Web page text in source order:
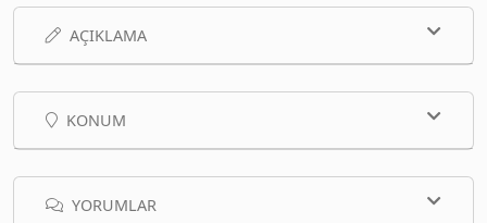
AÇIKLAMA
KONUM
YORUMLAR